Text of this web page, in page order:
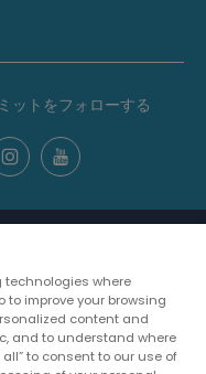
ットをフォローする
CONTACT US
technologies where
to improve your browsing
content and
and to understand where
to consent to our use of